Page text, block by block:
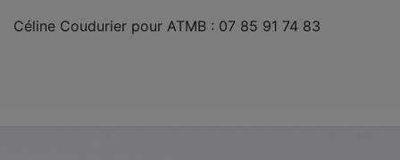
Céline Coudurier pour ATMB : 07 85 91 74 83